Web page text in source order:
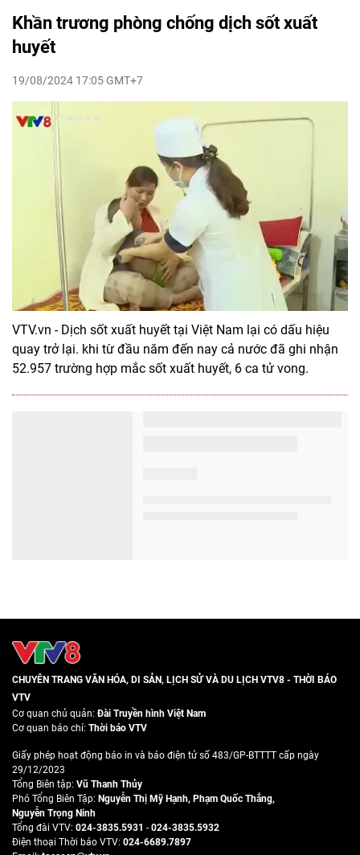
Khần trương phòng chống dịch sốt xuất
huyết
19/08/2024 17:05 GMT+7
VTV.vn - Dịch sốt xuất huyết tại Việt Nam lại có dấu hiệu
quay trở lại. khi từ đầu năm đến nay cả nước đã ghi nhận
52.957 trường hợp mắc sốt xuất huyết, 6 ca tử vong.
CHUYÊN TRANG VĂN HÓA, DI SẢN, LỊCH SỬ VÀ DU LỊCH VTV8 - THỜI BÁO
VTV
Cơ quan chủ quản:Đài Truyền hình Việt Nam
Cơ quan báo chí: Thời báo VTV
Giấy phép hoạt động báo in và báo điện tử số 483/GP-BTTTT cấp ngày
29/12/2023
Tổng Biên tập: Vũ Thanh Thủy
Phó Tổng Biên Tập: Nguyễn Thị Mỹ Hạnh, Phạm Quốc Thắng,
Nguyễn Trọng Ninh
Tổng đài VTV: 024-3835.5931 - 024-3835.5932
Ðiện thoại Thời báo VTV: 024-6689.7897